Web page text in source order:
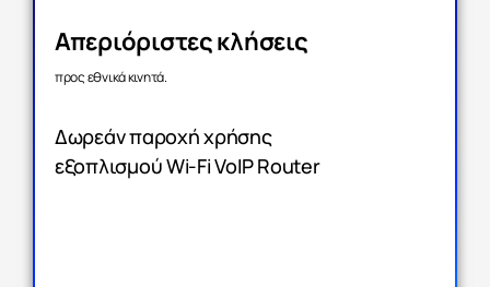
Απεριόριστες κλήσεις
προς εθνικά κινητά.
Δωρεάν παροχή χρήσης
εξοπλισμού Wi-Fi VoIP Router